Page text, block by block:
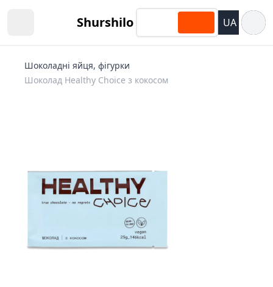
Shurshilo UA
Шоколадні яйця, фігурки
Шоколад Healthy Choice з кокосом